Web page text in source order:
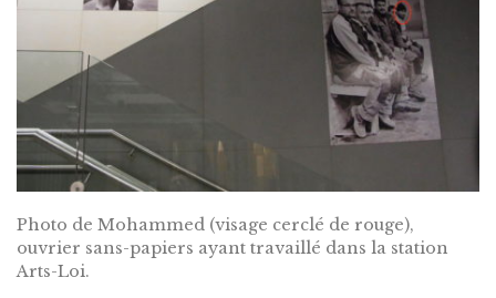
Photo de Mohammed (visage cerclé de rouge),
ouvrier sans-papiers ayant travaillé dans la station
Arts-Loi.